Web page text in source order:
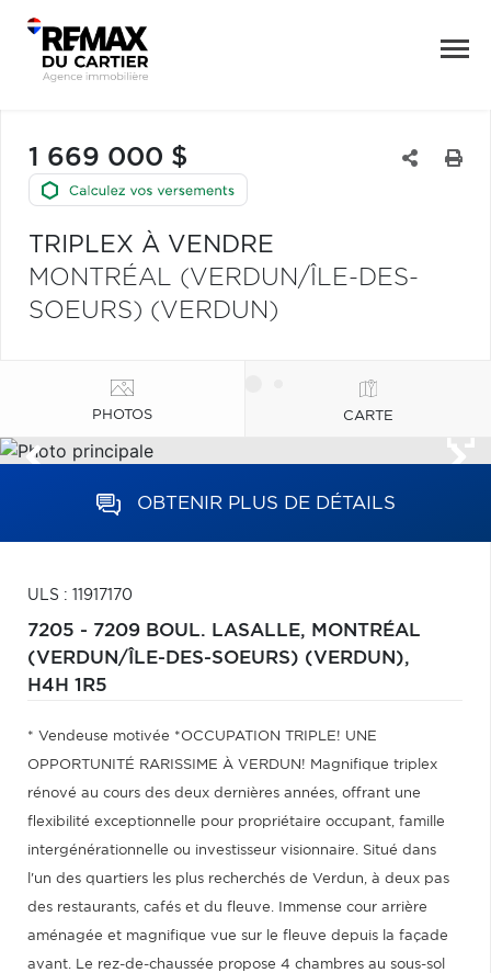
1 669 000 $
TRIPLEX À VENDRE
MONTRÉAL (VERDUN/ÎLE-DES-
SOEURS) (VERDUN)
PHOTOS CARTE
OBTENIR PLUS DE DÉTAILS
ULS : 11917170
7205 - 7209 BOUL. LASALLE, MONTRÉAL
(VERDUN/ÎLE-DES-SOEURS) (VERDUN),
H4H 1R5
* Vendeuse motivée *OCCUPATION TRIPLE! UNE
OPPORTUNITÉ RARISSIME À VERDUN! Magnifique triplex
rénové au cours des deux dernières années, offrant une
flexibilité exceptionnelle pour propriétaire occupant, famille
intergénérationnelle ou investisseur visionnaire. Situé dans
l'un des quartiers les plus recherchés de Verdun, à deux pas
des restaurants, cafés et du fleuve. Immense cour arrière
aménagée et magnifique vue sur le fleuve depuis la façade
avant. Le rez-de-chaussée propose 4 chambres au sous-sol